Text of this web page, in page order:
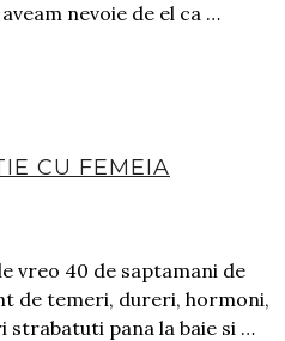
nevoie de el ca …
CU FEMEIA
vreo 40 de saptamani de
de temeri, dureri, hormoni,
pana la baie si …